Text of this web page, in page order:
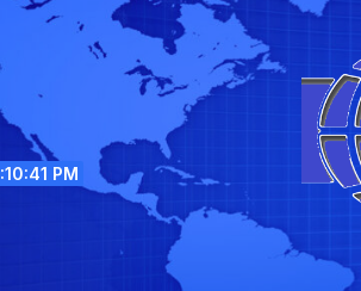
PM